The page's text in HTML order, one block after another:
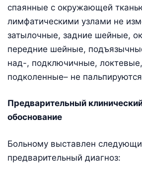
спаянные с окружающей
лимфатическими узлами не
затылочные, задние шейные,
передние шейные,
над-, подключичные,
подколенные– не
Предварительный
обоснование
Больному выставлен
предварительный диагноз: